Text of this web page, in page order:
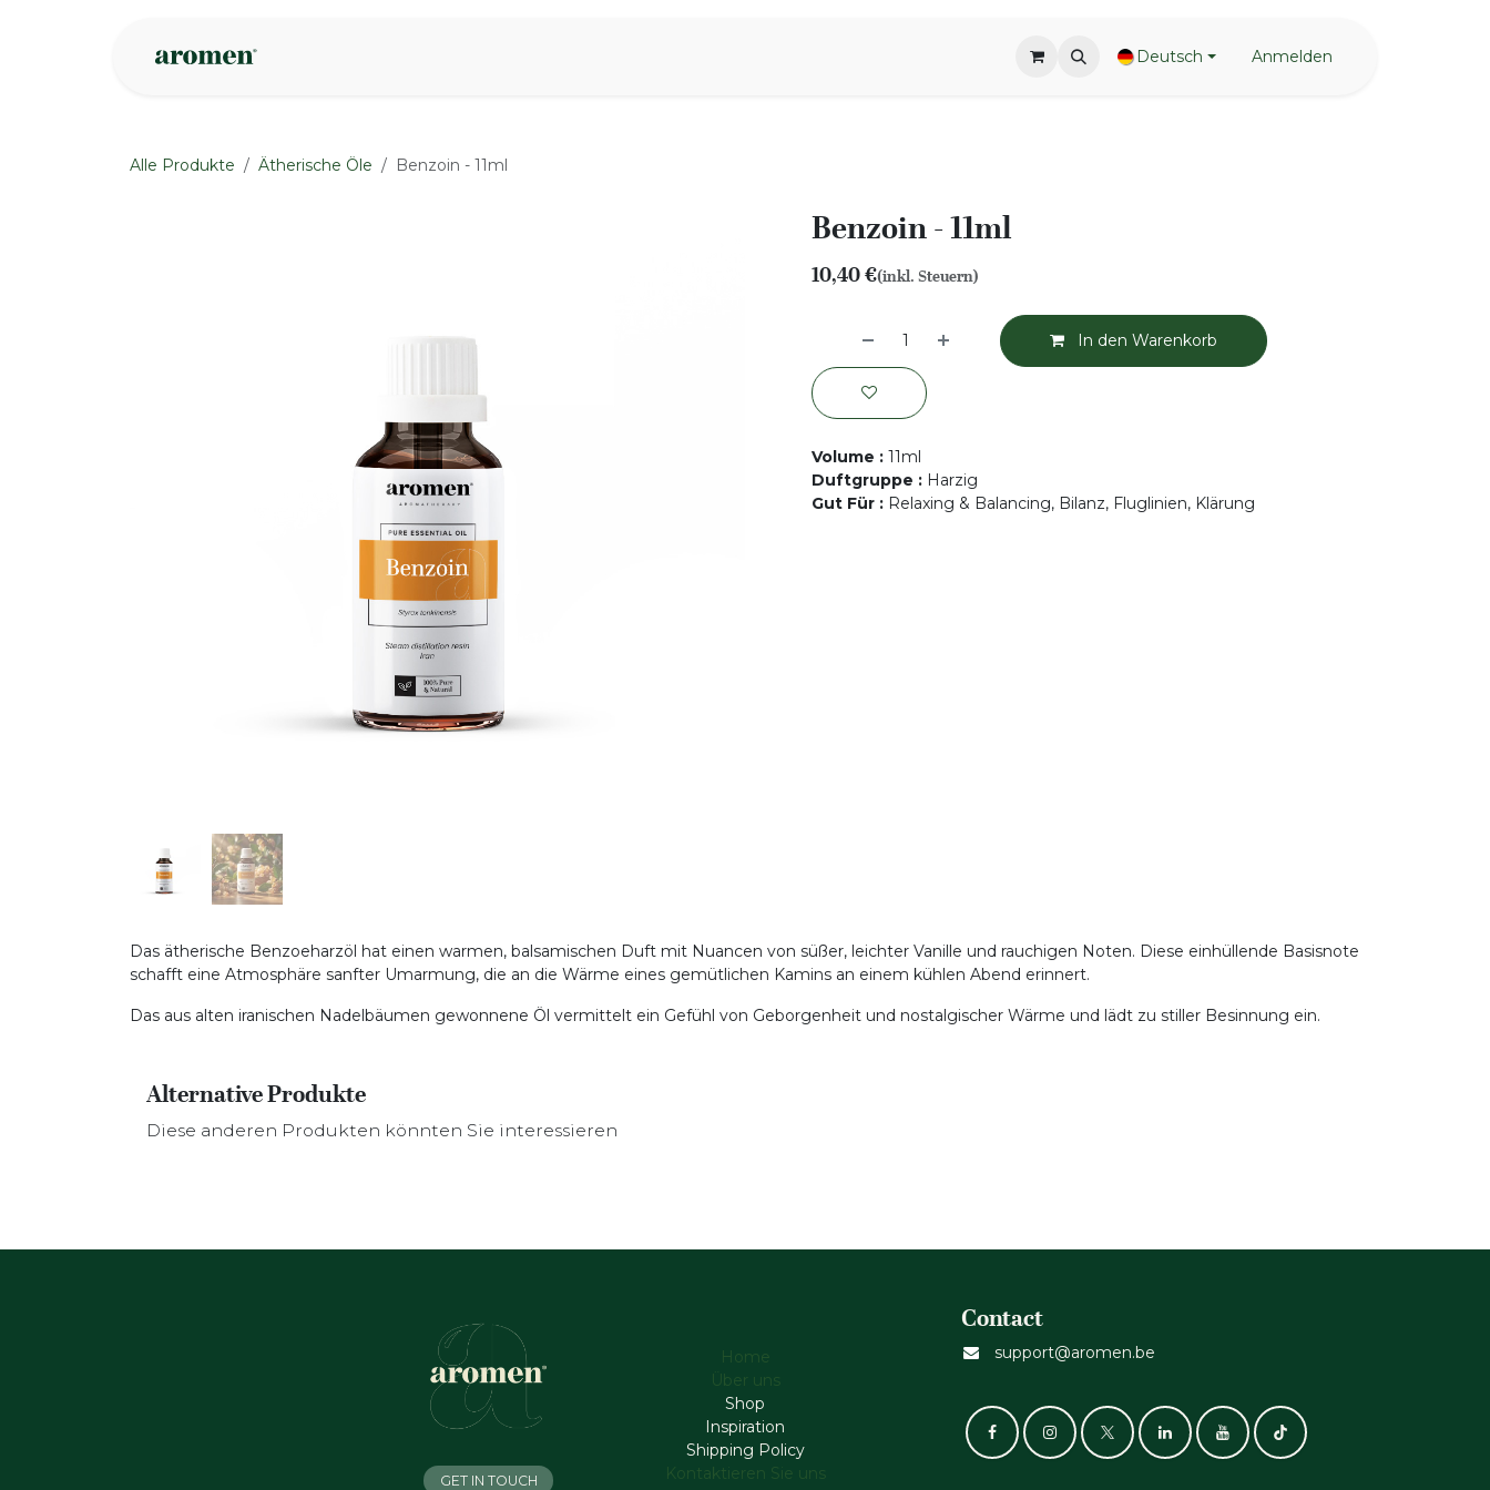
Deutsch Anmelden
Alle Produkte Ätherische Öle Benzoin - 11ml
Benzoin - 11ml
10,40€(inkl. Steuern)
In den Warenkorb
Volume : 11ml
Duftgruppe : Harzig
Gut Für : Relaxing & Balancing, Bilanz, Fluglinien, Klärung
Das ätherische Benzoeharzöl hat einen warmen, balsamischen Duft mit Nuancen von süßer, leichter Vanille und rauchigen Noten. Diese einhüllende Basisnote
schafft eine Atmosphäre sanfter Umarmung, die an die Wärme eines gemütlichen Kamins an einem kühlen Abend erinnert.
Das aus alten iranischen Nadelbäumen gewonnene Öl vermittelt ein Gefühl von Geborgenheit und nostalgischer Wärme und lädt zu stiller Besinnung ein.
Alternative Produkte
Diese anderen Produkten könnten Sie interessieren
Home
Über uns
Shop
Inspiration
Shipping Policy
Kontaktieren Sie uns
Contact
support@aromen.be
GET IN TOUCH